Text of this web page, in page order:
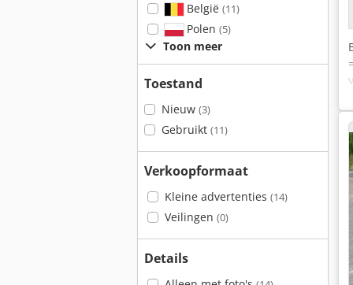
België (11)
Polen (5)
Toon meer
Toestand
Nieuw (3)
Gebruikt (11)
Verkoopformaat
Kleine advertenties (14)
Veilingen (0)
Details